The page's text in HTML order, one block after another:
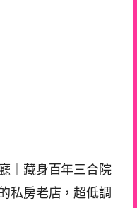
｜藏身百年三合院
私房老店，超低調